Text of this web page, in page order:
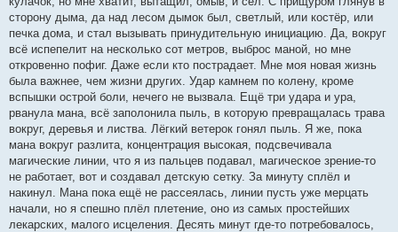
сторону дыма, да над лесом дымок был, светлый, или костёр, или
печка дома, и стал вызывать принудительную инициацию. Да, вокруг
всё испепелит на несколько сот метров, выброс маной, но мне
откровенно пофиг. Даже если кто пострадает. Мне моя новая жизнь
была важнее, чем жизни других. Удар камнем по колену, кроме
вспышки острой боли, нечего не вызвала. Ещё три удара и ура,
рванула мана, всё заполонила пыль, в которую превращалась трава
вокруг, деревья и листва. Лёгкий ветерок гонял пыль. Я же, пока
мана вокруг разлита, концентрация высокая, подсвечивала
магические линии, что я из пальцев подавал, магическое зрение-то
не работает, вот и создавал детскую сетку. За минуту сплёл и
накинул. Мана пока ещё не рассеялась, линии пусть уже мерцать
начали, но я спешно плёл плетение, оно из самых простейших
лекарских, малого исцеления. Десять минут где-то потребовалось,